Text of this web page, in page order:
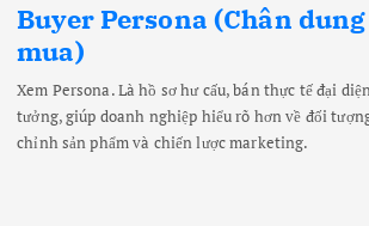
Buyer Persona (Chân
mua)
Xem Persona. Là hồ sơ hư cấu, bán thực tế đại
tưởng, giúp doanh nghiệp hiểu rõ hơn về đối
chỉnh sản phẩm và chiến lược marketing.